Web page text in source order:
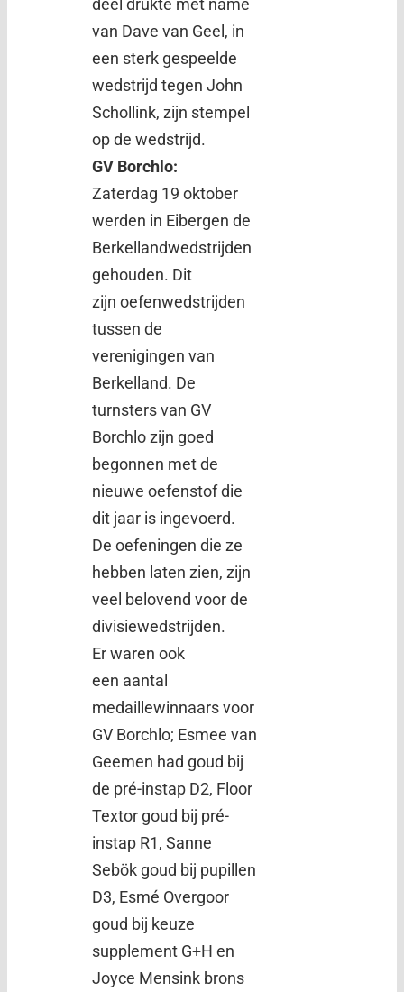
deel drukte met name
van Dave van Geel, in
een sterk gespeelde
wedstrijd tegen John
Schollink, zijn stempel
op de wedstrijd.
GV Borchlo:
Zaterdag 19 oktober
werden in Eibergen de
Berkellandwedstrijden
gehouden. Dit
zijn oefenwedstrijden
tussen de
verenigingen van
Berkelland. De
turnsters van GV
Borchlo zijn goed
begonnen met de
nieuwe oefenstof die
dit jaar is ingevoerd.
De oefeningen die ze
hebben laten zien, zijn
veel belovend voor de
divisiewedstrijden.
Er waren ook
een aantal
medaillewinnaars voor
GV Borchlo; Esmee van
Geemen had goud bij
de pré-instap D2, Floor
Textor goud bij pré-
instap R1, Sanne
Sebök goud bij pupillen
D3, Esmé Overgoor
goud bij keuze
supplement G+H en
Joyce Mensink brons